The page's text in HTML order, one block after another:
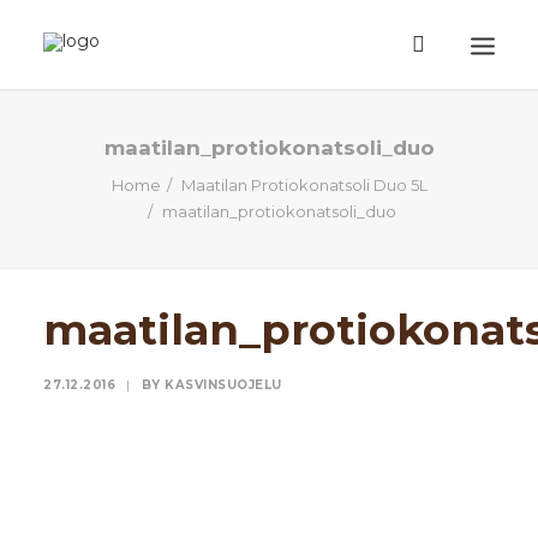
ETUSIVU
TUOTTEET
TILAUSOHJEET
YHTEYSTIEDOT
maatilan_protiokonatsoli_duo
Home
Maatilan Protiokonatsoli Duo 5L
maatilan_protiokonatsoli_duo
27.12.2016 | BY KASVINSUOJELU